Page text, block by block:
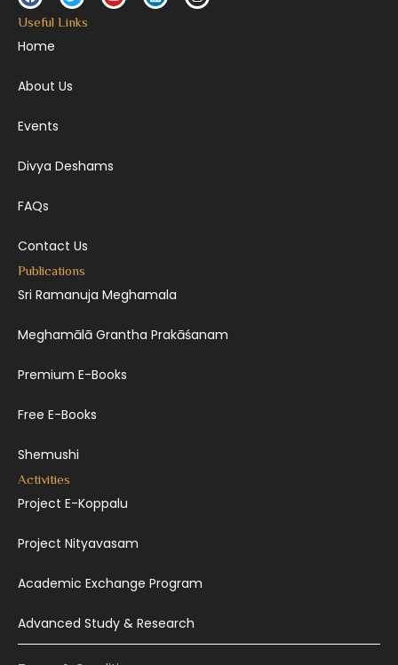
Useful Links
Home
About Us
Events
Divya Deshams
FAQs
Contact Us
Publications
Sri Ramanuja Meghamala
Meghamālā Grantha Prakāśanam
Premium E-Books
Free E-Books
Shemushi
Activities
Project E-Koppalu
Project Nityavasam
Academic Exchange Program
Advanced Study & Research